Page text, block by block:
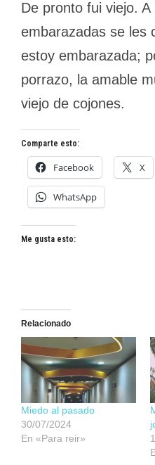
De pronto fui viejo.
embarazadas se les
estoy embarazada;
porrazo, la amable
viejo de cojones.
Comparte esto:
Facebook X
WhatsApp
Me gusta esto:
Relacionado
Miedo al pasado
30/07/2024
En «Para reir»